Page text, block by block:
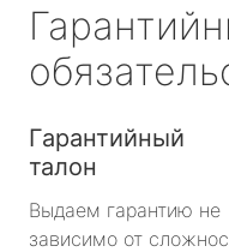
Гарантийный
талон
Выдаем гарантию не
зависимо от